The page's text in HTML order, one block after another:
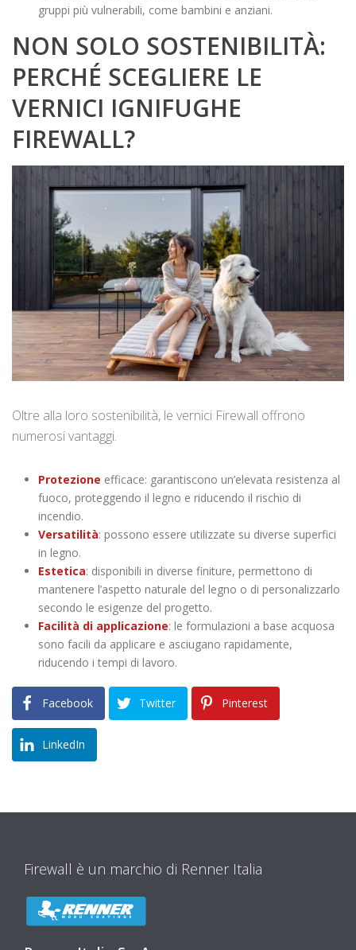
gruppi più vulnerabili, come bambini e anziani.
NON SOLO SOSTENIBILITÀ:
PERCHÉ SCEGLIERE LE
VERNICI IGNIFUGHE
FIREWALL?
Oltre alla loro sostenibilità, le vernici Firewall offrono
numerosi vantaggi.
Protezione efficace: garantiscono un’elevata resistenza al
fuoco, proteggendo il legno e riducendo il rischio di
incendio.
Versatilità: possono essere utilizzate su diverse superfici
in legno.
Estetica: disponibili in diverse finiture, permettono di
mantenere l’aspetto naturale del legno o di personalizzarlo
secondo le esigenze del progetto.
Facilità di applicazione: le formulazioni a base acquosa
sono facili da applicare e asciugano rapidamente,
riducendo i tempi di lavoro.
Facebook Twitter Pinterest
LinkedIn
Firewall è un marchio di Renner Italia